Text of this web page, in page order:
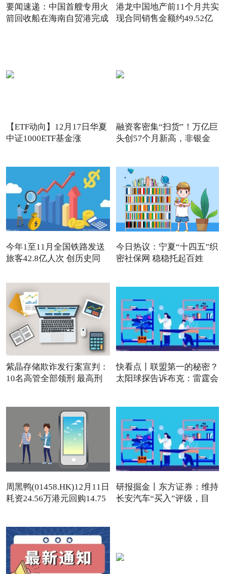
要闻速递：中国首艘专用火
箭回收船在海南自贸港完成
港龙中国地产前11个月共实
现合同销售金额约49.52亿
【ETF动向】12月17日华夏
中证1000ETF基金涨
融资客密集“扫货”！万亿巨
头创57个月新高，非银金
今年1至11月全国铁路发送
旅客42.8亿人次 创历史同
今日热议：宁夏“十四五”织
密社保网 稳稳托起百姓
紫晶存储欺诈发行案宣判：
10名高管全部领刑 最高刑
快看点丨联盟第一的秘密？
太阳球探告诉布克：雷霆会
周黑鸭(01458.HK)12月11日
耗资24.56万港元回购14.75
研报掘金丨东方证券：维持
长安汽车“买入”评级，目